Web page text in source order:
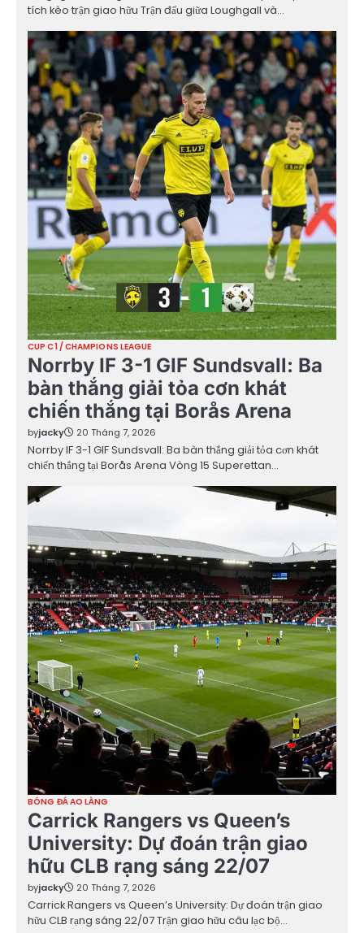
tích kèo trận giao hữu Trận đấu giữa Loughgall và…
CUP C1 / CHAMPIONS LEAGUE
Norrby IF 3-1 GIF Sundsvall: Ba
bàn thắng giải tỏa cơn khát
chiến thắng tại Borås Arena
byjacky 20 Tháng 7, 2026
Norrby IF 3-1 GIF Sundsvall: Ba bàn thắng giải tỏa cơn khát
chiến thắng tại Borås Arena Vòng 15 Superettan…
BÓNG ĐÁ AO LÀNG
Carrick Rangers vs Queen’s
University: Dự đoán trận giao
hữu CLB rạng sáng 22/07
byjacky 20 Tháng 7, 2026
Carrick Rangers vs Queen’s University: Dự đoán trận giao
hữu CLB rạng sáng 22/07 Trận giao hữu câu lạc bộ…